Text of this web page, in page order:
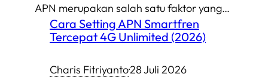
APN merupakan salah satu faktor yang…
Cara Setting APN Smartfren
Tercepat 4G Unlimited (2026)
Charis Fitriyanto·28 Juli 2026